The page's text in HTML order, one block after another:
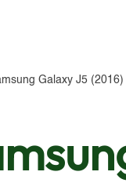
Galaxy J5 (2016)